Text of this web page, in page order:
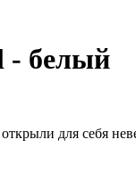
- белый
для себя